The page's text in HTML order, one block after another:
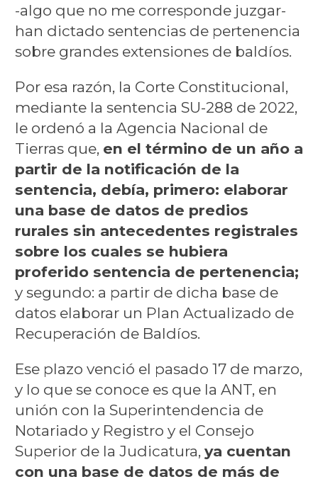
-algo que no me corresponde juzgar-
han dictado sentencias de pertenencia
sobre grandes extensiones de baldíos.
Por esa razón, la Corte Constitucional,
mediante la sentencia SU-288 de 2022,
le ordenó a la Agencia Nacional de
Tierras que, en el término de un año a
partir de la notificación de la
sentencia, debía, primero: elaborar
una base de datos de predios
rurales sin antecedentes registrales
sobre los cuales se hubiera
proferido sentencia de pertenencia;
y segundo: a partir de dicha base de
datos elaborar un Plan Actualizado de
Recuperación de Baldíos.
Ese plazo venció el pasado 17 de marzo,
y lo que se conoce es que la ANT, en
unión con la Superintendencia de
Notariado y Registro y el Consejo
Superior de la Judicatura, ya cuentan
con una base de datos de más de